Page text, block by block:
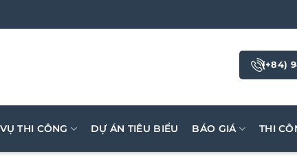
(+84)
THI CÔNG DỰ ÁN TIÊU BIỂU BÁO GIÁ THI